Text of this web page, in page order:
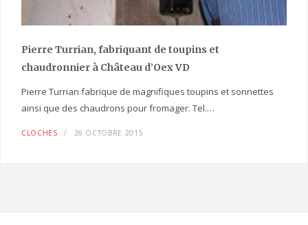
Pierre Turrian, fabriquant de toupins et
chaudronnier à Château d’Oex VD
Pierre Turrian fabrique de magnifiques toupins et sonnettes
ainsi que des chaudrons pour fromager. Tel.…
CLOCHES 26 OCTOBRE 2015